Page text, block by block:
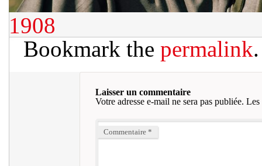
1908
Bookmark the permalink.
Laisser un commentaire
Votre adresse e-mail ne sera pas publiée. Les
Commentaire *